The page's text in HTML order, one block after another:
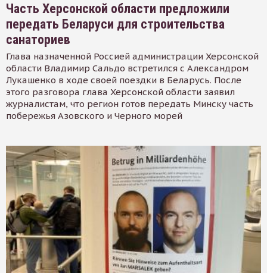
Часть Херсонской области предложили
передать Беларуси для строительства
санаториев
Глава назначенной Россией администрации Херсонской
области Владимир Сальдо встретился с Александром
Лукашенко в ходе своей поездки в Беларусь. После
этого разговора глава Херсонской области заявил
журналистам, что регион готов передать Минску часть
побережья Азовского и Черного морей